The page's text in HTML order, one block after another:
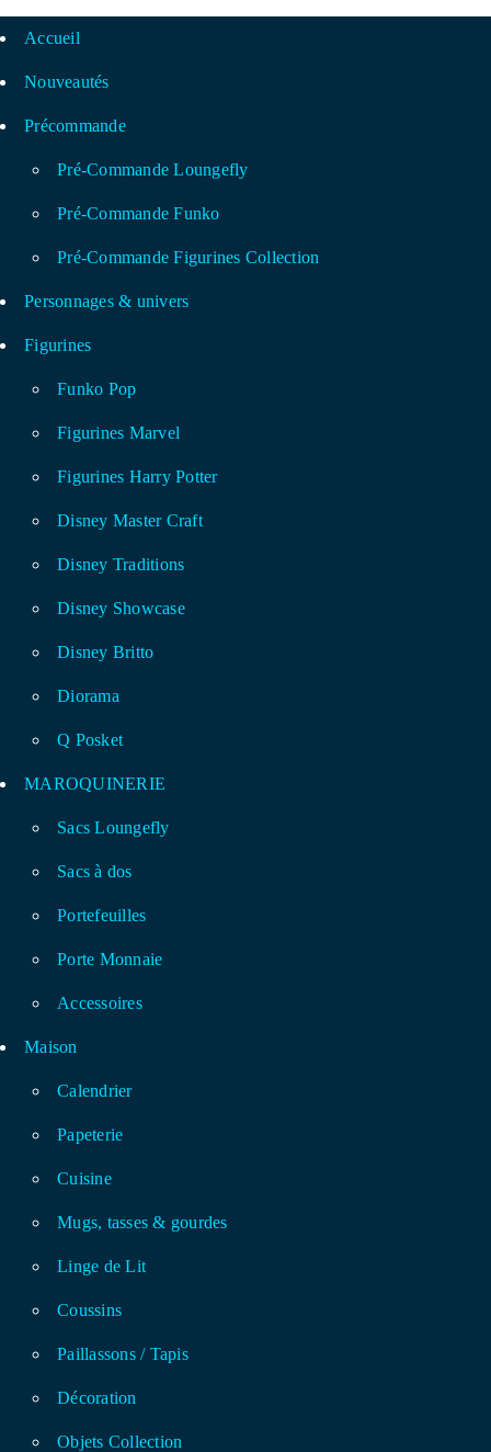
Accueil
Nouveautés
Précommande
Pré-Commande Loungefly
Pré-Commande Funko
Pré-Commande Figurines Collection
Personnages & univers
Figurines
Funko Pop
Figurines Marvel
Figurines Harry Potter
Disney Master Craft
Disney Traditions
Disney Showcase
Disney Britto
Diorama
Q Posket
MAROQUINERIE
Sacs Loungefly
Sacs à dos
Portefeuilles
Porte Monnaie
Accessoires
Maison
Calendrier
Papeterie
Cuisine
Mugs, tasses & gourdes
Linge de Lit
Coussins
Paillassons / Tapis
Décoration
Objets Collection